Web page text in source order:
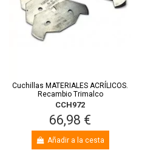
Cuchillas MATERIALES ACRÍLICOS.
Recambio Trimalco
CCH972
66,98 €
Añadir a la cesta